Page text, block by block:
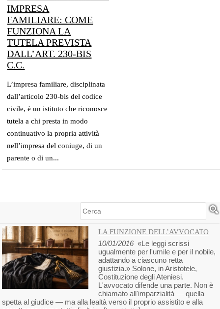
IMPRESA
FAMILIARE: COME
FUNZIONA LA
TUTELA PREVISTA
DALL’ART. 230-BIS
C.C.
L’impresa familiare, disciplinata
dall’articolo 230-bis del codice
civile, è un istituto che riconosce
tutela a chi presta in modo
continuativo la propria attività
nell’impresa del coniuge, di un
parente o di un...
Cerca
LA FUNZIONE DELL’AVVOCATO
10/01/2016«Le leggi scrissi
ugualmente per l'umile e per il nobile,
adattando a ciascuno retta
giustizia.» Solone, in Aristotele,
Costituzione degli Ateniesi.
L'avvocato difende una parte. Non è
chiamato all'imparzialità — quella
spetta al giudice — ma alla lealtà verso il proprio assistito e alla